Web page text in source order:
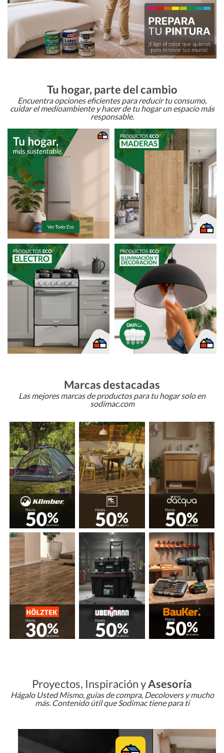
Tu hogar, parte del cambio
Encuentra opciones eficientes para reducir tu consumo,
cuidar el medioambiente y hacer de tu hogar un espacio más
responsable.
Marcas destacadas
Las mejores marcas de productos para tu hogar solo en
sodimac.com
Proyectos, Inspiración yAsesoría
Hágalo Usted Mismo, guías de compra, Decolovers y mucho
más. Contenido útil que Sodimac tiene para ti